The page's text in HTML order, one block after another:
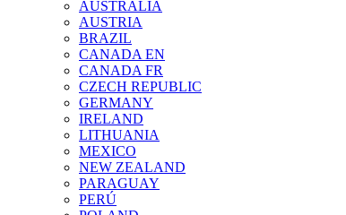
AUSTRALIA
AUSTRIA
BRAZIL
CANADA EN
CANADA FR
CZECH REPUBLIC
GERMANY
IRELAND
LITHUANIA
MEXICO
NEW ZEALAND
PARAGUAY
PERÚ